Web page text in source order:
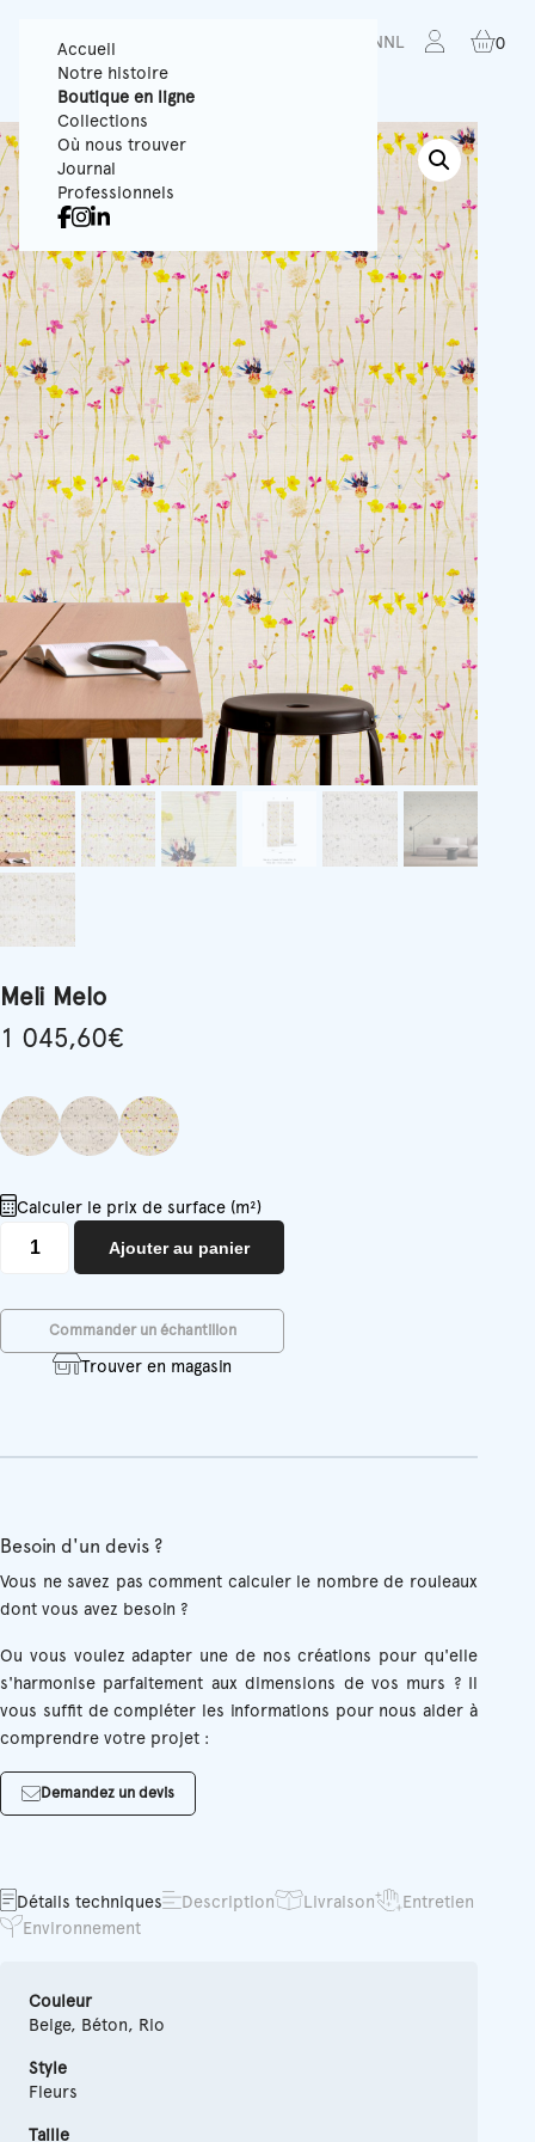
Accueil
Notre histoire
Boutique en ligne
Collections
Où nous trouver
Journal
Professionnels
EN NL 0
Meli Melo
1 045,60€
Calculer le prix de surface (m²)
Ajouter au panier
Commander un échantillon
Trouver en magasin
Besoin d'un devis ?
Vous ne savez pas comment calculer le nombre de rouleaux
dont vous avez besoin ?
Ou vous voulez adapter une de nos créations pour qu'elle
s'harmonise parfaitement aux dimensions de vos murs ? Il
vous suffit de compléter les informations pour nous aider à
comprendre votre projet :
Demandez un devis
Détails techniques Description Livraison
Entretien
Environnement
Couleur
Beige, Béton, Rio
Style
Fleurs
Taille